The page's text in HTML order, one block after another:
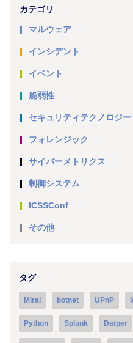
カテゴリ
マルウェア
インシデント
イベント
脆弱性
セキュリティテクノロジー
フォレンジック
サイバーメトリクス
制御システム
ICSSConf
その他
タグ
Mirai botnet UPnP
Python Splunk Datper